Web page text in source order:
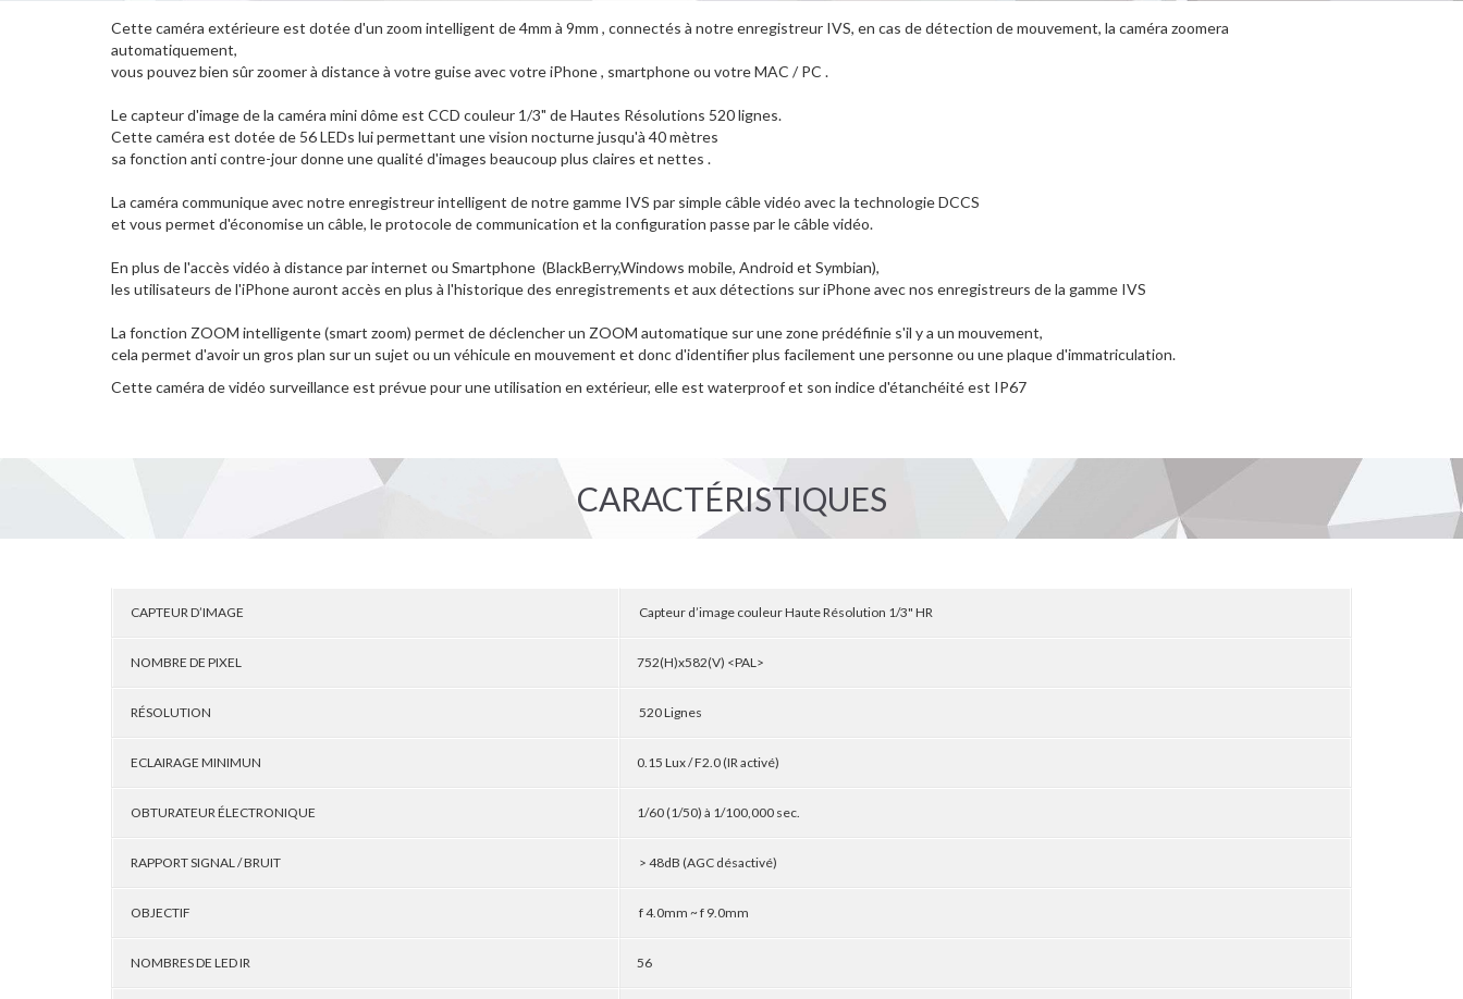
Cette caméra extérieure est dotée d'un zoom intelligent de 4mm à 9mm , connectés à notre enregistreur IVS, en cas de détection de mouvement, la caméra zoomera
automatiquement,
vous pouvez bien sûr zoomer à distance à votre guise avec votre iPhone , smartphone ou votre MAC / PC .
Le capteur d'image de la caméra mini dôme est CCD couleur 1/3" de Hautes Résolutions 520 lignes.
Cette caméra est dotée de 56 LEDs lui permettant une vision nocturne jusqu'à 40 mètres
sa fonction anti contre-jour donne une qualité d'images beaucoup plus claires et nettes .
La caméra communique avec notre enregistreur intelligent de notre gamme IVS par simple câble vidéo avec la technologie DCCS
et vous permet d'économise un câble, le protocole de communication et la configuration passe par le câble vidéo.
En plus de l'accès vidéo à distance par internet ou Smartphone (BlackBerry,Windows mobile, Android et Symbian),
les utilisateurs de l'iPhone auront accès en plus à l'historique des enregistrements et aux détections sur iPhone avec nos enregistreurs de la gamme IVS
La fonction ZOOM intelligente (smart zoom) permet de déclencher un ZOOM automatique sur une zone prédéfinie s'il y a un mouvement,
cela permet d'avoir un gros plan sur un sujet ou un véhicule en mouvement et donc d'identifier plus facilement une personne ou une plaque d'immatriculation.
Cette caméra de vidéo surveillance est prévue pour une utilisation en extérieur, elle est waterproof et son indice d'étanchéité est IP67
CARACTÉRISTIQUES
CAPTEUR D’IMAGE Capteur d’image couleur Haute Résolution 1/3" HR
NOMBRE DE PIXEL 752(H)x582(V) <PAL>
RÉSOLUTION 520 Lignes
ECLAIRAGE MINIMUN 0.15 Lux / F2.0 (IR activé)
OBTURATEUR ÉLECTRONIQUE 1/60 (1/50) à 1/100,000 sec.
RAPPORT SIGNAL / BRUIT > 48dB (AGC désactivé)
OBJECTIF f 4.0mm ~ f 9.0mm
NOMBRES DE LED IR 56